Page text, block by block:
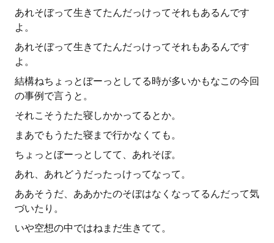
あれそぼって生きてたんだっけってそれもあるんです
よ。
あれそぼって生きてたんだっけってそれもあるんです
よ。
結構ねちょっとぼーっとしてる時が多いかもなこの今回
の事例で言うと。
それこそうたた寝しかかってるとか。
まあでもうたた寝まで行かなくても。
ちょっとぼーっとしてて、あれそぼ。
あれ、あれどうだったっけってなって。
ああそうだ、ああかたのそぼはなくなってるんだって気
づいたり。
いや空想の中ではねまだ生きてて。